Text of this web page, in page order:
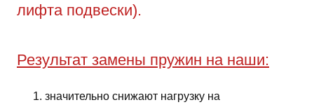
лифта подвески).
Результат замены пружин на наши:
значительно снижают нагрузку на